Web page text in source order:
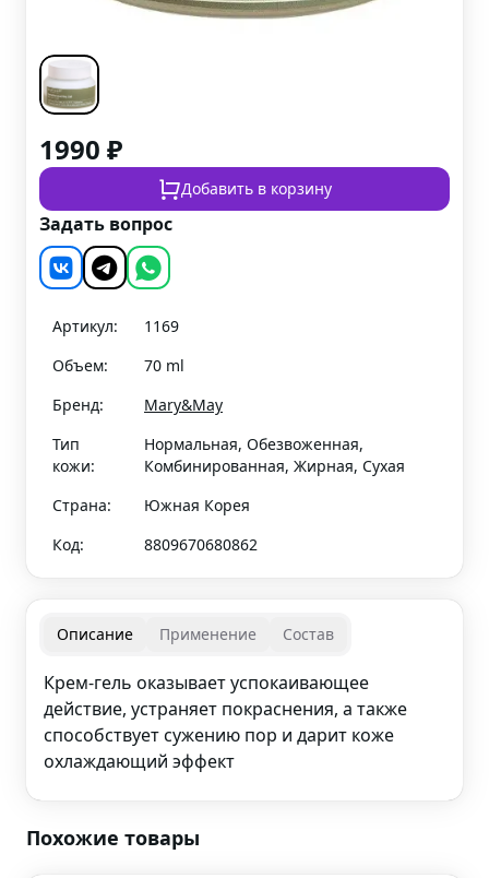
Артикул:
1169
Объем:
70 ml
Бренд:
Mary&May
Тип
кожи:
Нормальная, Обезвоженная,
Комбинированная, Жирная, Сухая
Страна:
Южная Корея
Код:
8809670680862
1990 ₽
Добавить в корзину
Задать вопрос
Описание Применение Состав
Крем-гель оказывает успокаивающее
действие, устраняет покраснения, а также
способствует сужению пор и дарит коже
охлаждающий эффект
Похожие товары